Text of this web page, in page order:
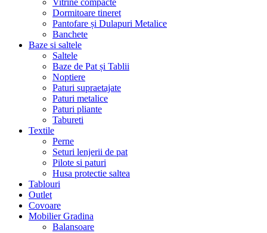
Vitrine compacte
Dormitoare tineret
Pantofare și Dulapuri Metalice
Banchete
Baze si saltele
Saltele
Baze de Pat și Tablii
Noptiere
Paturi supraetajate
Paturi metalice
Paturi pliante
Tabureti
Textile
Perne
Seturi lenjerii de pat
Pilote si paturi
Husa protectie saltea
Tablouri
Outlet
Covoare
Mobilier Gradina
Balansoare